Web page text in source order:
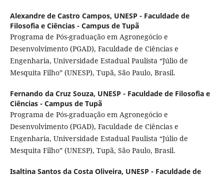
Alexandre de Castro Campos, UNESP - Faculdade de
Filosofia e Ciências - Campus de Tupã
Programa de Pós-graduação em Agronegócio e
Desenvolvimento (PGAD), Faculdade de Ciências e
Engenharia, Universidade Estadual Paulista “Júlio de
Mesquita Filho” (UNESP), Tupã, São Paulo, Brasil.
Fernando da Cruz Souza, UNESP - Faculdade de Filosofia e
Ciências - Campus de Tupã
Programa de Pós-graduação em Agronegócio e
Desenvolvimento (PGAD), Faculdade de Ciências e
Engenharia, Universidade Estadual Paulista “Júlio de
Mesquita Filho” (UNESP), Tupã, São Paulo, Brasil.
Isaltina Santos da Costa Oliveira, UNESP - Faculdade de